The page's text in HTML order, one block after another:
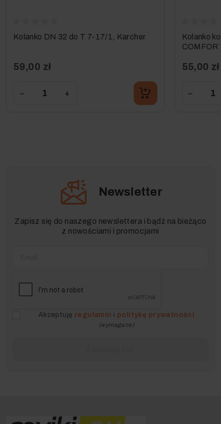
Kolanko DN 32 do T 7-17/1, Karcher
59,00 zł
− +
Kolanko
55,00 zł
−
Newsletter
Zapisz się do naszego newslettera i bądź na bieżąco
z nowościami i promocjami
Akceptuję regulamin i politykę prywatności
(wymagane)